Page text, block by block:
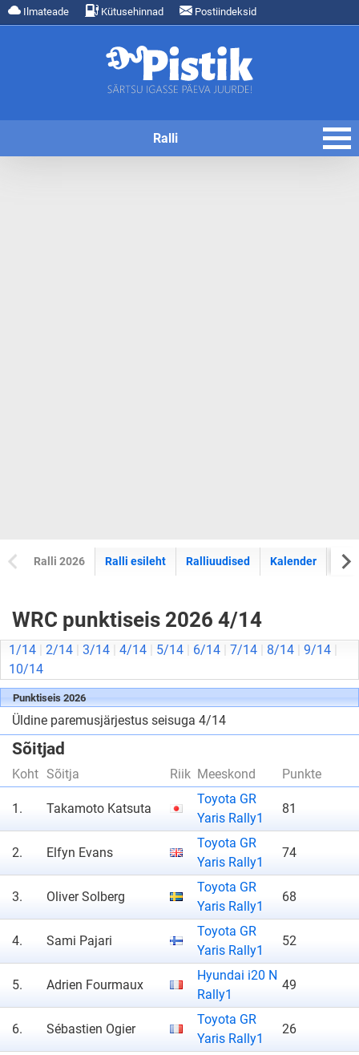
Ilmateade Kütusehinnad Postiindeksid
Ralli
Ralli 2026 Ralli esileht Ralliuudised Kalender
WRC punktiseis 2026 4/14
1/14 2/14 3/14 4/14 5/14 6/14 7/14 8/14 9/14
10/14
Punktiseis 2026
Üldine paremusjärjestus seisuga 4/14
Sõitjad
Koht Sõitja Riik Meeskond Punkte
1. Takamoto Katsuta
Toyota GR
Yaris Rally1
81
2. Elfyn Evans
Toyota GR
Yaris Rally1
74
3. Oliver Solberg
Toyota GR
Yaris Rally1
68
4. Sami Pajari
Toyota GR
Yaris Rally1
52
5. Adrien Fourmaux
Hyundai i20 N
Rally1
49
6. Sébastien Ogier
Toyota GR
Yaris Rally1
26